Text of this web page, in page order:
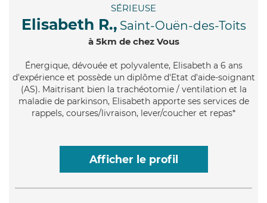
SÉRIEUSE
Elisabeth R., Saint-Ouën-des-Toits
à 5km de chez Vous
Énergique, dévouée et polyvalente, Elisabeth a 6 ans
d'expérience et possède un diplôme d'Etat d'aide-soignant
(AS). Maitrisant bien la trachéotomie / ventilation et la
maladie de parkinson, Elisabeth apporte ses services de
rappels, courses/livraison, lever/coucher et repas*
Afficher le profil